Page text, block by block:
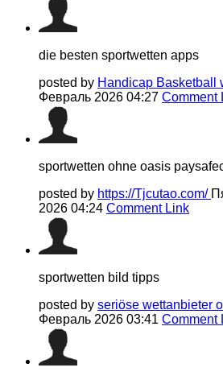
die besten sportwetten apps
posted by Handicap Basketball
Февраль 2026 04:27 Comment
sportwetten ohne oasis
posted by https://Tjcutao.com/
2026 04:24 Comment Link
sportwetten bild tipps
posted by seriöse wettanbieter
Февраль 2026 03:41 Comment